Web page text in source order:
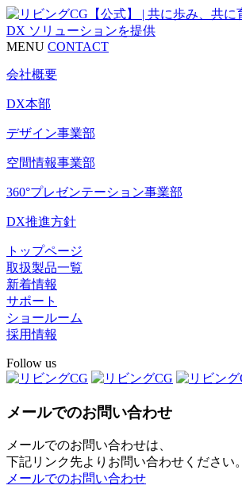
MENU CONTACT
会社概要
DX本部
デザイン事業部
空間情報事業部
360°プレゼンテーション事業部
DX推進方針
トップページ
取扱製品一覧
新着情報
サポート
ショールーム
採用情報
Follow us
メールでのお問い合わせ
メールでのお問い合わせは、
下記リンク先よりお問い合わせください。
メールでのお問い合わせ